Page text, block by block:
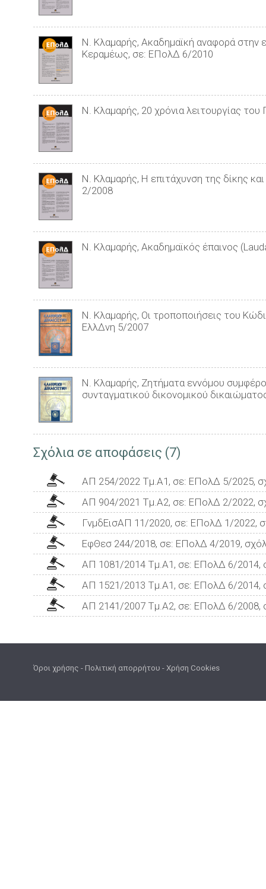
Ν. Κλαμαρής, Ακαδημαϊκή αναφορά στην
Κεραμέως, σε: ΕΠολΔ 6/2010
Ν. Κλαμαρής, 20 χρόνια λειτουργίας
Ν. Κλαμαρής, Η επιτάχυνση της δίκης
2/2008
Ν. Κλαμαρής, Ακαδημαϊκός έπαινος
Ν. Κλαμαρής, Οι τροποποιήσεις του
ΕλλΔνη 5/2007
Ν. Κλαμαρής, Ζητήματα εννόμου
συνταγματικού δικονομικού
Σχόλια σε αποφάσεις (7)
ΑΠ 254/2022 Τμ.Α1, σε: ΕΠολΔ 5/2025,
ΑΠ 904/2021 Τμ.Α2, σε: ΕΠολΔ 2/2022,
ΓνμδΕισΑΠ 11/2020, σε: ΕΠολΔ 1/2022,
ΕφΘεσ 244/2018, σε: ΕΠολΔ 4/2019,
ΑΠ 1081/2014 Τμ.Α1, σε: ΕΠολΔ 6/2014,
ΑΠ 1521/2013 Τμ.Α1, σε: ΕΠολΔ 6/2014,
ΑΠ 2141/2007 Tμ.A2, σε: ΕΠολΔ 6/2008,
Όροι χρήσης -Πολιτική απορρήτου -Χρήση Cookies